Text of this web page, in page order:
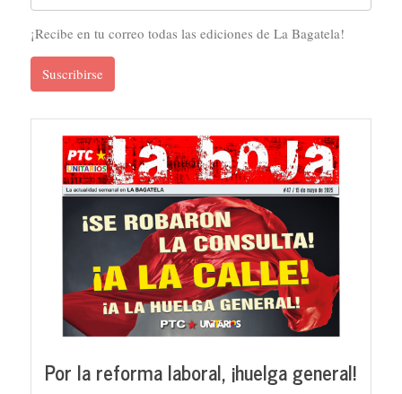
¡Recibe en tu correo todas las ediciones de La Bagatela!
Suscribirse
Por la reforma laboral, ¡huelga general!